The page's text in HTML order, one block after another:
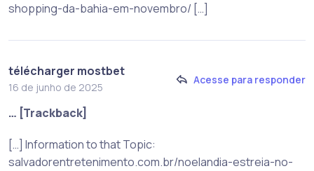
shopping-da-bahia-em-novembro/ […]
télécharger mostbet
16 de junho de 2025
Acesse para responder
… [Trackback]
[…] Information to that Topic:
salvadorentretenimento.com.br/noelandia-estreia-no-